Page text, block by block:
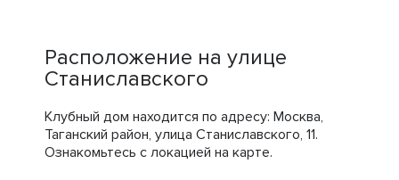
Расположение на улице
Станиславского
Клубный дом находится по адресу: Москва,
Таганский район, улица Станиславского, 11.
Ознакомьтесь с локацией на карте.